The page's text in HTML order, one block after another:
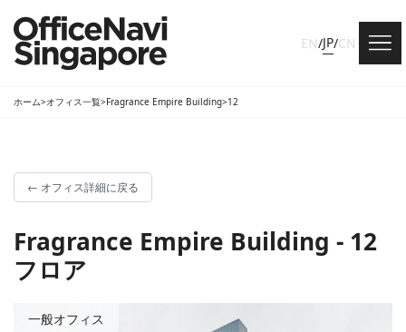
EN/JP/CN
ホーム>オフィス一覧>Fragrance Empire Building>12
← オフィス詳細に戻る
Fragrance Empire Building - 12
フロア
一般オフィス